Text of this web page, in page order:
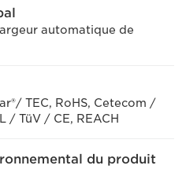
automatique de
TEC, RoHS, Cetecom /
/ TüV / CE, REACH
du produit